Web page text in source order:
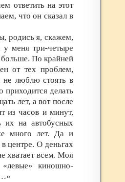
ответить на этот
что он сказал в
родись я, скажем,
у меня три-четыре
больше. По крайней
от тех проблем,
не люблю стоять в
приходится делать
лет, а вот после
из часов и минут,
их на автобусных
много лет. Да и
центре. О деньгах
хватает всем. Моя
«левые» киношно-